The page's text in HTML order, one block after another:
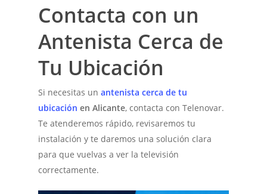
Contacta con un
Antenista Cerca de
Tu Ubicación
Si necesitas unantenista cerca de tu
ubicación en Alicante, contacta con Telenovar.
Te atenderemos rápido, revisaremos tu
instalación y te daremos una solución clara
para que vuelvas a ver la televisión
correctamente.